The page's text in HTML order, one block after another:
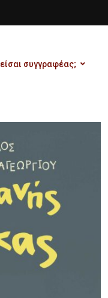
είσαι συγγραφέας;